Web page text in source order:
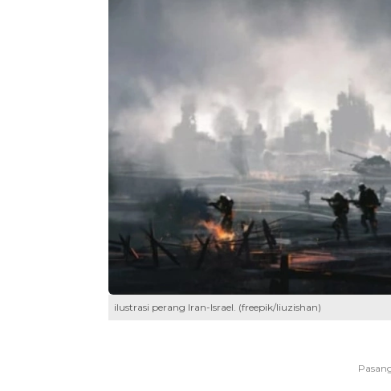
ilustrasi perang Iran-Israel. (freepik/liuzishan)